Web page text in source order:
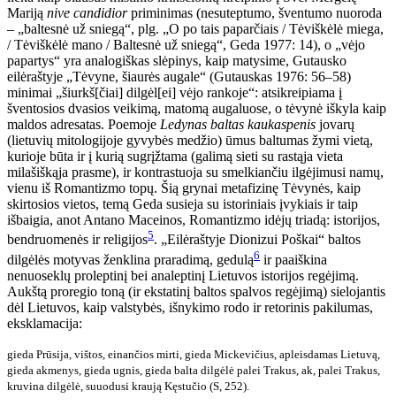
Mariją nive candidiorpriminimas (nesuteptumo, šventumo nuoroda
– „baltesnė už sniegą“, plg. „O po tais paparčiais / Tėviškėlė miega,
/ Tėviškėlė mano / Baltesnė už sniegą“, Geda 1977: 14), o „vėjo
papartys“ yra analogiškas slėpinys, kaip matysime, Gutausko
eilėraštyje „Tėvyne, šiaurės augale“ (Gutauskas 1976: 56–58)
minimai „šiurkš[čiai] dilgėl[ei] vėjo rankoje“: atsikreipiama į
šventosios dvasios veikimą, matomą augaluose, o tėvynė iškyla kaip
maldos adresatas. Poemoje Ledynas baltas kaukaspenis jovarų
(lietuvių mitologijoje gyvybės medžio) ūmus baltumas žymi vietą,
kurioje būta ir į kurią sugrįžtama (galimą sieti su rastąja vieta
milašiškąja prasme), ir kontrastuoja su smelkiančiu ilgėjimusi namų,
vienu iš Romantizmo topų. Šią grynai metafizinę Tėvynės, kaip
skirtosios vietos, temą Geda susieja su istoriniais įvykiais ir taip
išbaigia, anot Antano Maceinos, Romantizmo idėjų triadą: istorijos,
bendruomenės ir religijos5. „Eilėraštyje Dionizui Poškai“ baltos
dilgėlės motyvas ženklina praradimą, gedulą6 ir paaiškina
nenuoseklų proleptinį bei analeptinį Lietuvos istorijos regėjimą.
Aukštą proregio toną (ir ekstatinį baltos spalvos regėjimą) sielojantis
dėl Lietuvos, kaip valstybės, išnykimo rodo ir retorinis pakilumas,
eksklamacija:
gieda Prūsija, vištos, einančios mirti, gieda Mickevičius, apleisdamas Lietuvą,
gieda akmenys, gieda ugnis, gieda balta dilgėlė palei Trakus, ak, palei Trakus,
kruvina dilgėlė, suuodusi kraują Kęstučio (S, 252).